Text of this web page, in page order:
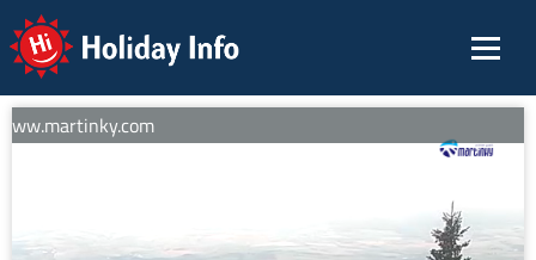
Holiday Info